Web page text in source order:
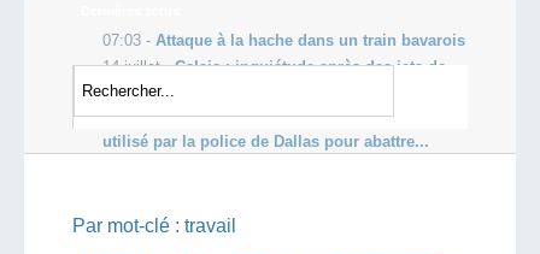
Starting Doc
07:03 - Attaque à la hache dans un train bavarois
14 juillet -Calais : inquiétude après des jets de
cocktails Molotov par des migrants
13 juillet -Remotec Andros Mark V-A1 : le robot
utilisé par la police de Dallas pour abattre...
Par mot-clé : travail